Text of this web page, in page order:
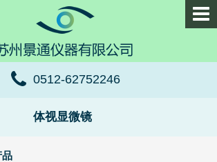
0512-62752246
体视显微镜
品